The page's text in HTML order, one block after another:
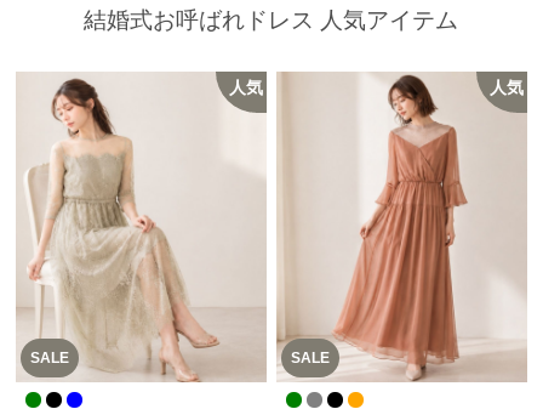
結婚式お呼ばれドレス 人気アイテム
SALE
人気
SALE
人気